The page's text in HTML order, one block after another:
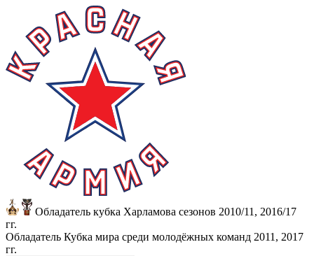
Обладатель кубка Харламова сезонов 2010/11, 2016/17
гг.
Обладатель Кубка мира среди молодёжных команд 2011, 2017
гг.